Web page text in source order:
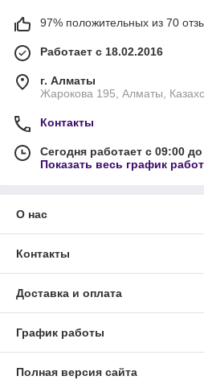
97% положительных из 70
Работает с 18.02.2016
г. Алматы
Жарокова 195, Алматы,
Контакты
Сегодня работает с 09:00
Показать весь график
О нас
Контакты
Доставка и оплата
График работы
Полная версия сайта